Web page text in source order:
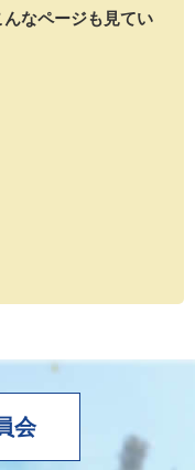
んなページも見てい
会